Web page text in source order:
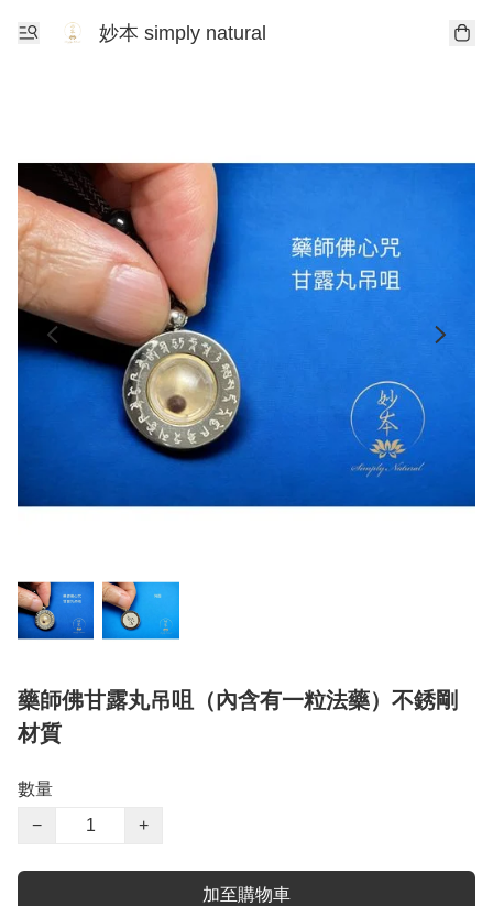
妙本 simply natural
藥師佛甘露丸吊咀（內含有一粒法藥）不銹剛
材質
數量
−
+
加至購物車